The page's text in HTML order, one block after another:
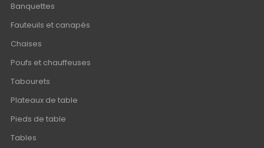
Banquettes
Fauteuils et canapés
Chaises
Poufs et chauffeuses
Tabourets
Plateaux de table
Pieds de table
Tables